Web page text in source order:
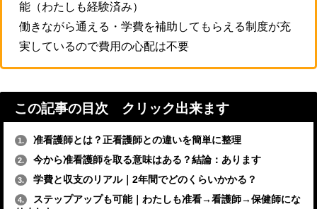
能（わたしも経験済み）
働きながら通える・学費を補助してもらえる制度が充
実しているので費用の心配は不要
この記事の目次 クリック出来ます
1. 准看護師とは？正看護師との違いを簡単に整理
2. 今から准看護師を取る意味はある？結論：あります
3. 学費と収支のリアル｜2年間でどのくらいかかる？
4.
ステップアップも可能｜わたしも准看→看護師→保健師にな